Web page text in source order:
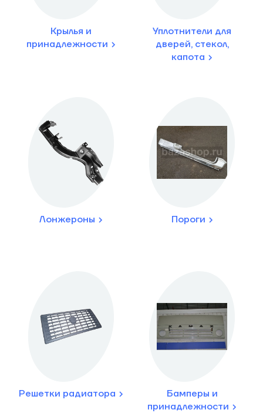
Крылья и
принадлежности
Уплотнители для
дверей, стекол,
капота
Лонжероны Пороги
Решетки радиатора
Бамперы и
принадлежности